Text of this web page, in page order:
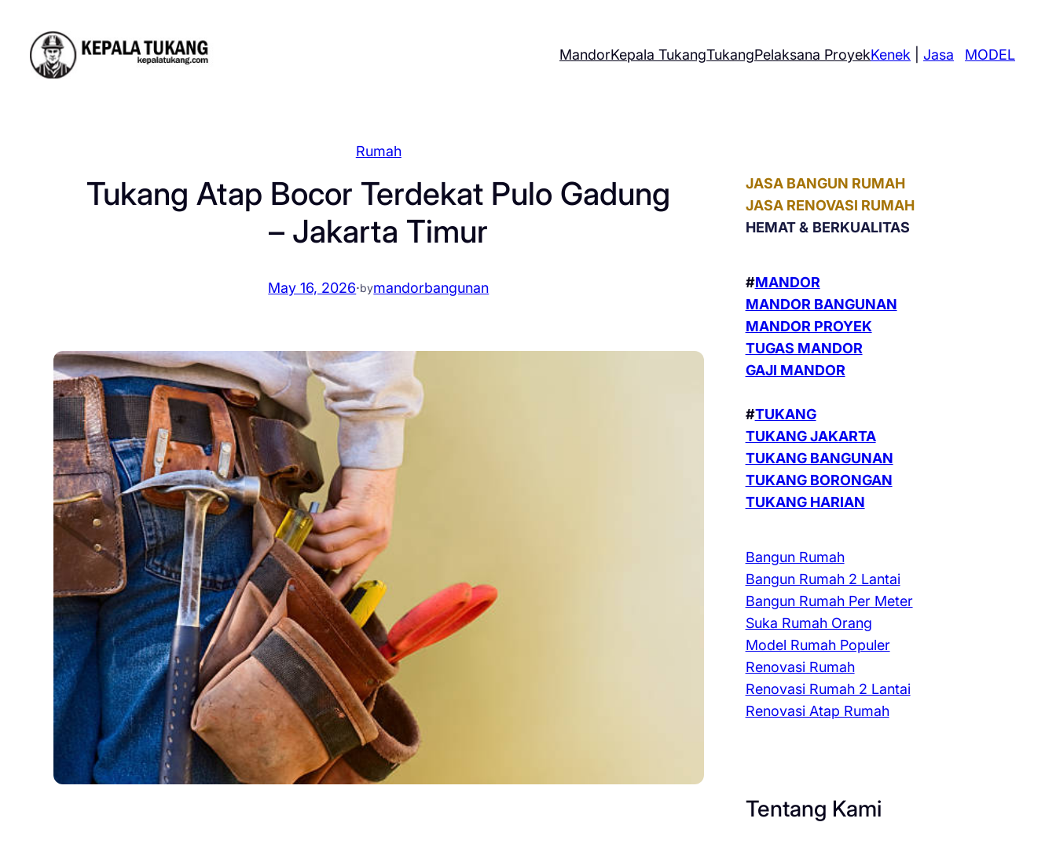
content
MandorKepala TukangTukangPelaksana ProyekKenek |Jasa MODEL
Rumah
Tukang Atap Bocor Terdekat Pulo Gadung
– Jakarta Timur
May 16, 2026·bymandorbangunan
JASA BANGUN RUMAH
JASA RENOVASI RUMAH
HEMAT & BERKUALITAS
#MANDOR
MANDOR BANGUNAN
MANDOR PROYEK
TUGAS MANDOR
GAJI MANDOR
#TUKANG
TUKANG JAKARTA
TUKANG BANGUNAN
TUKANG BORONGAN
TUKANG HARIAN
Bangun Rumah
Bangun Rumah 2 Lantai
Bangun Rumah Per Meter
Suka Rumah Orang
Model Rumah Populer
Renovasi Rumah
Renovasi Rumah 2 Lantai
Renovasi Atap Rumah
Tentang Kami